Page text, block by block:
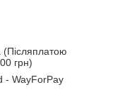
грн)
- WayForPay